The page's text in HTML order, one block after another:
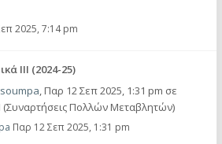
2025, 7:14 pm
ΙΙΙ (2024-25)
, Παρ 12 Σεπ 2025, 1:31 pm σε
(Συναρτήσεις Πολλών Μεταβλητών)
Παρ 12 Σεπ 2025, 1:31 pm